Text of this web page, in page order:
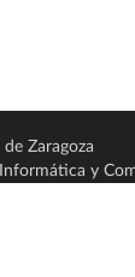
Zaragoza
y